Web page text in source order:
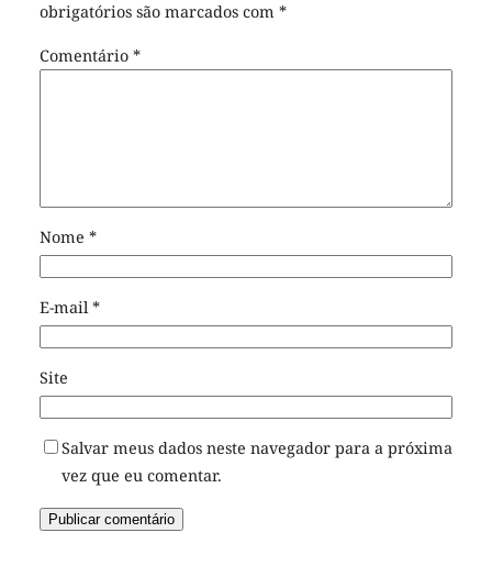
obrigatórios são marcados com *
Comentário *
Nome *
E-mail*
Site
Salvar meus dados neste navegador para a próxima
vez que eu comentar.